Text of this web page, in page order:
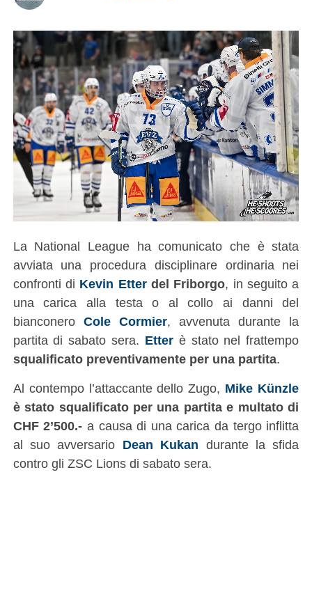
La National League ha comunicato che è stata
avviata una procedura disciplinare ordinaria nei
confronti di Kevin Etterdel Friborgo, in seguito a
una carica alla testa o al collo ai danni del
bianconero Cole Cormier, avvenuta durante la
partita di sabato sera. Etterè stato nel frattempo
squalificato preventivamente per una partita.
Al contempo l’attaccante dello Zugo, Mike Künzle
è stato squalificato per una partita e multato di
CHF 2’500.- a causa di una carica da tergo inflitta
al suo avversario Dean Kukan durante la sfida
contro gli ZSC Lions di sabato sera.